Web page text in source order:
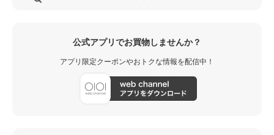
公式アプリでお買物しませんか？
アプリ限定クーポンやおトクな情報を配信中！